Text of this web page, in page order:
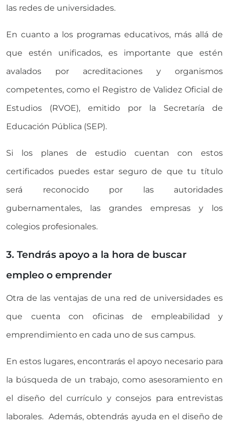
las redes de universidades.
En cuanto a los programas educativos, más allá de
que estén unificados, es importante que estén
avalados por acreditaciones y organismos
competentes, como el Registro de Validez Oficial de
Estudios (RVOE), emitido por la Secretaría de
Educación Pública (SEP).
Si los planes de estudio cuentan con estos
certificados puedes estar seguro de que tu título
será reconocido por las autoridades
gubernamentales, las grandes empresas y los
colegios profesionales.
3. Tendrás apoyo a la hora de buscar
empleo o emprender
Otra de las ventajas de una red de universidades es
que cuenta con oficinas de empleabilidad y
emprendimiento en cada uno de sus campus.
En estos lugares, encontrarás el apoyo necesario para
la búsqueda de un trabajo, como asesoramiento en
el diseño del currículo y consejos para entrevistas
laborales. Además, obtendrás ayuda en el diseño de